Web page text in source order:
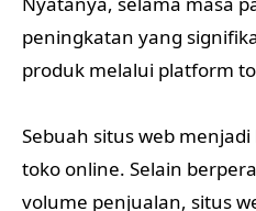
peningkatan yang
produk melalui platform
Sebuah situs web
toko online. Selain
volume penjualan, situs